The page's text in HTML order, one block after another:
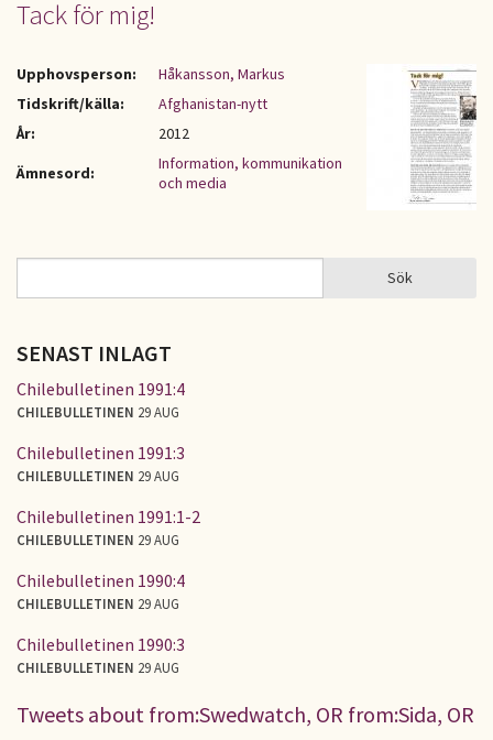
Tack för mig!
Upphovsperson:
Håkansson, Markus
Tidskrift/källa:
Afghanistan-nytt
År:
2012
Ämnesord:
Information, kommunikation
och media
SÖKFORMULÄR Sök
SENAST INLAGT
Chilebulletinen 1991:4
CHILEBULLETINEN 29 AUG
Chilebulletinen 1991:3
CHILEBULLETINEN 29 AUG
Chilebulletinen 1991:1-2
CHILEBULLETINEN 29 AUG
Chilebulletinen 1990:4
CHILEBULLETINEN 29 AUG
Chilebulletinen 1990:3
CHILEBULLETINEN 29 AUG
Tweets about from:Swedwatch, OR from:Sida, OR